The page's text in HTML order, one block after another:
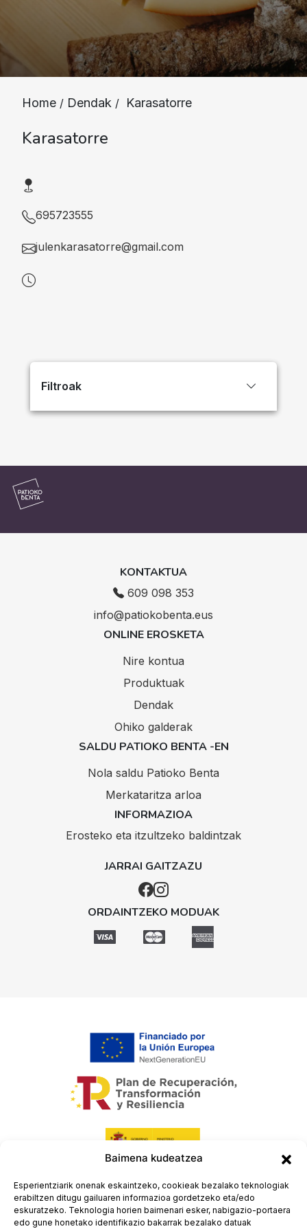
Baimena kudeatzea
Esperientziarik onenak eskaintzeko, cookieak bezalako teknologiak
erabiltzen ditugu gailuaren informazioa gordetzeko eta/edo
eskuratzeko. Teknologia horien baimenari esker, nabigazio-portaera
edo gune honetako identifikazio bakarrak bezalako datuak
Home / Dendak / Karasatorre
Karasatorre
695723555
julenkarasatorre@gmail.com
Filtroak
KONTAKTUA
609 098 353
info@patiokobenta.eus
ONLINE EROSKETA
Nire kontua
Produktuak
Dendak
Ohiko galderak
SALDU PATIOKO BENTA -EN
Nola saldu Patioko Benta
Merkataritza arloa
INFORMAZIOA
Erosteko eta itzultzeko baldintzak
JARRAI GAITZAZU
ORDAINTZEKO MODUAK